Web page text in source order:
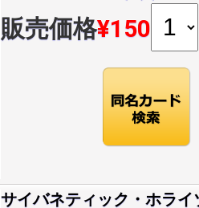
販売価格¥150
サイバネティック・ホライ